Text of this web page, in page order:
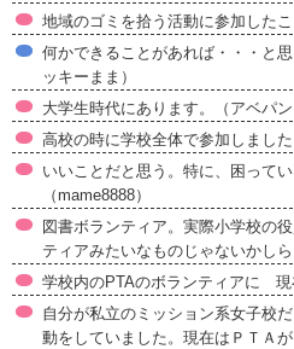
地域のゴミを拾う活動に参加したこ
何かできることがあれば・・・と
ッキーまま）
大学生時代にあります。（アベパン
高校の時に学校全体で参加しました
いいことだと思う。特に、困って
（mame8888）
図書ボランティア。実際小学校の
ティアみたいなものじゃないかしら
学校内のPTAのボランティアに 現
自分が私立のミッション系女子校
動をしていました。現在はＰＴＡ